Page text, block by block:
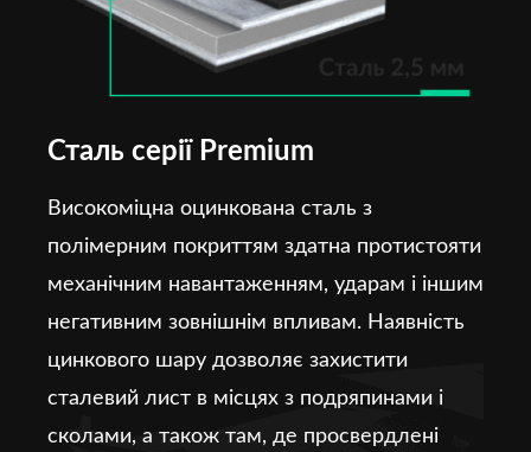
Сталь серії Premium
Високоміцна оцинкована сталь з
полімерним покриттям здатна протистояти
механічним навантаженням, ударам і іншим
негативним зовнішнім впливам. Наявність
цинкового шару дозволяє захистити
сталевий лист в місцях з подряпинами і
сколами, а також там, де просвердлені